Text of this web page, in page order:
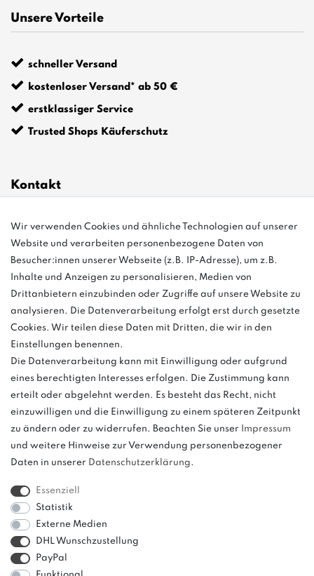
Unsere Vorteile
schneller Versand
kostenloser Versand* ab 50 €
erstklassiger Service
Trusted Shops Käuferschutz
Kontakt
info@bonvenon.de
03763 4048350
Montag - Freitag, 08:00 - 16:00
Anrufe aus dem dt. Festnetz zum Ortstarif, Preise aus dem Mobilfunknetz
ggf. abweichend (abhängig vom Provider).
und
weitere.
Wir verwenden Cookies und ähnliche Technologien auf unserer
Website und verarbeiten personenbezogene Daten von
Besucher:innen unserer Webseite (z.B. IP-Adresse), um z.B.
Inhalte und Anzeigen zu personalisieren, Medien von
Drittanbietern einzubinden oder Zugriffe auf unsere Website zu
analysieren. Die Datenverarbeitung erfolgt erst durch gesetzte
Cookies. Wir teilen diese Daten mit Dritten, die wir in den
Einstellungen benennen.
Die Datenverarbeitung kann mit Einwilligung oder aufgrund
eines berechtigten Interesses erfolgen. Die Zustimmung kann
erteilt oder abgelehnt werden. Es besteht das Recht, nicht
einzuwilligen und die Einwilligung zu einem späteren Zeitpunkt
zu ändern oder zu widerrufen. Beachten Sie unser
Impressum
und weitere Hinweise zur Verwendung personenbezogener
Daten in unserer Daten­schutz­erklärung.
Essenziell
Statistik
Externe Medien
DHL Wunschzustellung
PayPal
Sinne einer Preisermäßigung, sondern lediglich
einen Preisvergleich zur unverbindlichen
Preisempfehlung seitens des Herstellers dar.